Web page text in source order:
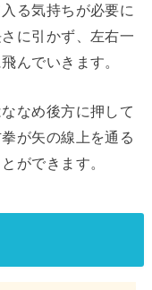
る気持ちが必要に
に引かず、左右一
んでいきます。
なめ後方に押して
が矢の線上を通る
ができます。